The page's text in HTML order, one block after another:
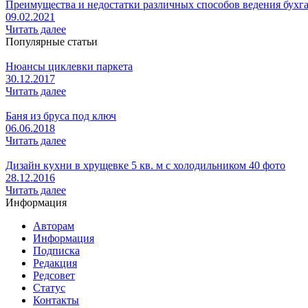
Преимущества и недостатки различных способов ведения
09.02.2021
Читать далее
Популярные статьи
Нюансы циклевки паркета
30.12.2017
Читать далее
Баня из бруса под ключ
06.06.2018
Читать далее
Дизайн кухни в хрущевке 5 кв. м с холодильником 40 фото
28.12.2016
Читать далее
Информация
Авторам
Информация
Подписка
Редакция
Редсовет
Статус
Контакты